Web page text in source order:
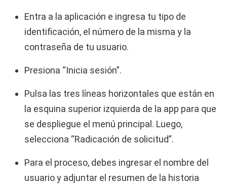
Entra a la aplicación e ingresa tu tipo de
identificación, el número de la misma y la
contraseña de tu usuario.
Presiona “Inicia sesión”.
Pulsa las tres líneas horizontales que están en
la esquina superior izquierda de la app para que
se despliegue el menú principal. Luego,
selecciona “Radicación de solicitud”.
Para el proceso, debes ingresar el nombre del
usuario y adjuntar el resumen de la historia